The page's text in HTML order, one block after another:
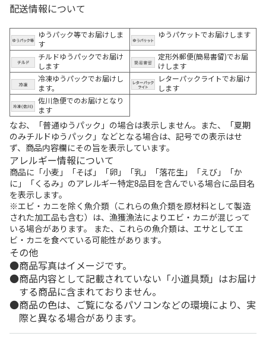
配送情報について
ゆうパック等でお届けしま
す
ゆうパケットでお届けします
チルドゆうパックでお届け
します
定形外郵便(簡易書留)でお届
けします
冷凍ゆうパックでお届けし
ます。
レターパックライトでお届け
します
佐川急便でのお届けとなり
ます
なお、「普通ゆうパック」の場合は表示しません。また、「夏期
のみチルドゆうパック」などとなる場合は、記号での表示はせ
ず、商品内容欄にその旨を表示しています。
アレルギー情報について
商品に「小麦」「そば」「卵」「乳」「落花生」「えび」「か
に」「くるみ」のアレルギー特定8品目を含んでいる場合に品目名
を表示します。
※エビ・カニを除く魚介類（これらの魚介類を原材料として製造
された加工品も含む）は、漁獲漁法によりエビ・カニが混じって
いる場合があります。 また、これらの魚介類は、エサとしてエ
ビ・カニを食べている可能性があります。
その他
商品写真はイメージです。
商品内容として記載されていない「小道具類」はお届け
する商品に含まれておりません。
商品の色は、ご覧になるパソコンなどの環境により、実
際と異なる場合があります。